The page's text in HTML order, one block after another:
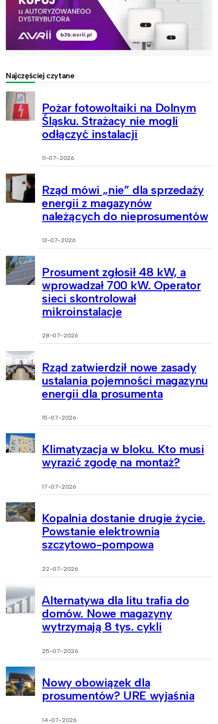
Najczęściej czytane
Pożar fotowoltaiki na Dolnym
Śląsku. Strażacy nie mogli
odłączyć instalacji
11-07-2026
Rząd mówi „nie” dla sprzedaży
energii z magazynów
należących do nieprosumentów
13-07-2026
Prosument zgłosił 48 kW, a
wprowadzał 700 kW. Operator
sieci skontrolował
mikroinstalacje
28-07-2026
Rząd zatwierdził nowe zasady
ustalania pojemności magazynu
energii dla prosumenta
15-07-2026
Klimatyzacja w bloku. Kto musi
wyrazić zgodę na montaż?
17-07-2026
Kopalnia dostanie drugie życie.
Powstanie elektrownia
szczytowo-pompowa
22-07-2026
Alternatywa dla litu trafia do
domów. Nowe magazyny
wytrzymają 8 tys. cykli
25-07-2026
Nowy obowiązek dla
prosumentów? URE wyjaśnia
14-07-2026